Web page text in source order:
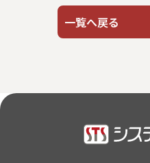
U.S. FrontLine
情報セキュリティ基本方針
一覧へ戻る